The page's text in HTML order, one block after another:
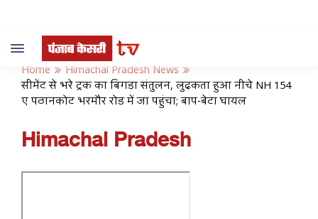
Toggle
navigation
Home
Himachal Pradesh News
सीमेंट से भरे ट्रक का बिगड़ा संतुलन, लुढ़कता हुआ नीचे NH 154
ए पठानकोट भरमौर रोड में जा पहुंचा; बाप-बेटा घायल
Himachal Pradesh